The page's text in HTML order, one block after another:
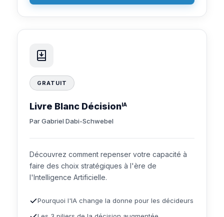
GRATUIT
Livre Blanc Décision IA
Par Gabriel Dabi-Schwebel
Découvrez comment repenser votre capacité à
faire des choix stratégiques à l'ère de
l'Intelligence Artificielle.
Pourquoi l'IA change la donne pour les décideurs